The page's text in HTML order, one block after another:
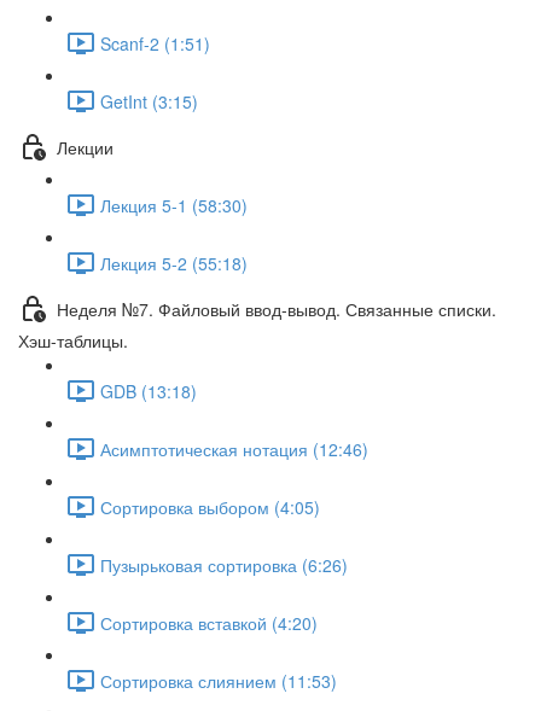
Scanf-2 (1:51)
GetInt (3:15)
Лекции
Лекция 5-1 (58:30)
Лекция 5-2 (55:18)
Неделя №7. Файловый ввод-вывод. Связанные списки.
Хэш-таблицы.
GDB (13:18)
Асимптотическая нотация (12:46)
Сортировка выбором (4:05)
Пузырьковая сортировка (6:26)
Сортировка вставкой (4:20)
Сортировка слиянием (11:53)